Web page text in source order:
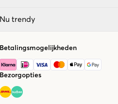
Nu trendy
Betalingsmogelijkheden
Bezorgopties